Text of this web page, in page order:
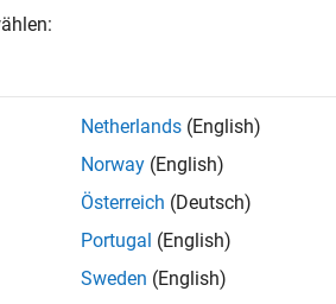
Netherlands (English)
Norway (English)
Österreich (Deutsch)
Portugal (English)
Sweden (English)